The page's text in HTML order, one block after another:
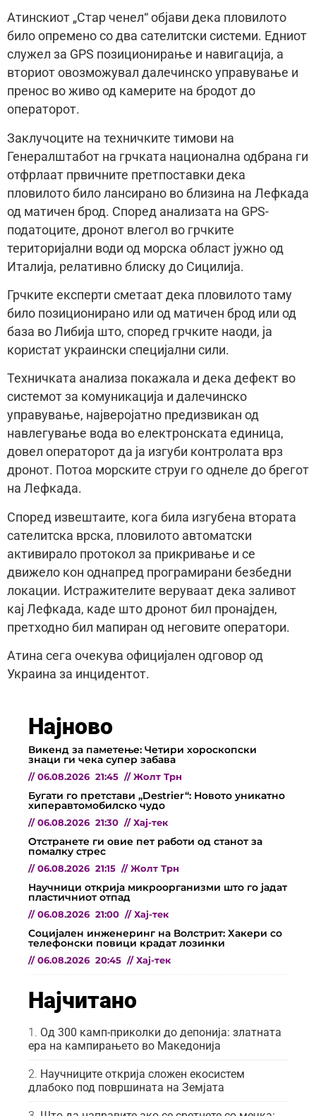
Атинскиот „Стар ченел“ објави дека пловилото
било опремено со два сателитски системи. Едниот
служел за GPS позиционирање и навигација, а
вториот овозможувал далечинско управување и
пренос во живо од камерите на бродот до
операторот.
Заклучоците на техничките тимови на
Генералштабот на грчката национална одбрана ги
отфрлаат првичните претпоставки дека
пловилото било лансирано во близина на Лефкада
од матичен брод. Според анализата на GPS-
податоците, дронот влегол во грчките
територијални води од морска област јужно од
Италија, релативно блиску до Сицилија.
Грчките експерти сметаат дека пловилото таму
било позиционирано или од матичен брод или од
база во Либија што, според грчките наоди, ја
користат украински специјални сили.
Техничката анализа покажала и дека дефект во
системот за комуникација и далечинско
управување, најверојатно предизвикан од
навлегување вода во електронската единица,
довел операторот да ја изгуби контролата врз
дронот. Потоа морските струи го однеле до брегот
на Лефкада.
Според извештаите, кога била изгубена втората
сателитска врска, пловилото автоматски
активирало протокол за прикривање и се
движело кон однапред програмирани безбедни
локации. Истражителите веруваат дека заливот
кај Лефкада, каде што дронот бил пронајден,
претходно бил мапиран од неговите оператори.
Атина сега очекува официјален одговор од
Украина за инцидентот.
Најново
Викенд за паметење: Четири хороскопски
знаци ги чека супер забава
// 06.08.2026 21:45 // Жолт Трн
Бугати го претстави „Destrier“: Новото уникатно
хиперавтомобилско чудо
// 06.08.2026 21:30 // Хај-тек
Отстранете ги овие пет работи од станот за
помалку стрес
// 06.08.2026 21:15 // Жолт Трн
Научници открија микроорганизми што го јадат
пластичниот отпад
// 06.08.2026 21:00 // Хај-тек
Социјален инженеринг на Волстрит: Хакери со
телефонски повици крадат лозинки
// 06.08.2026 20:45 // Хај-тек
Најчитано
Од 300 камп-приколки до депонија: златната
ера на кампирањето во Македонија
Научниците открија сложен екосистем
длабоко под површината на Земјата